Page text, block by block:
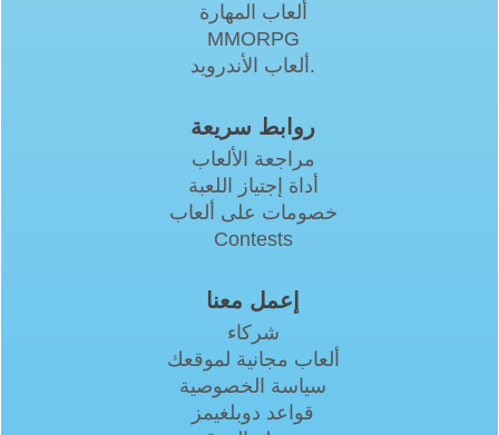
ألعاب المهارة
MMORPG
ألعاب الأندرويد.
روابط سريعة
مراجعة الألعاب
أداة إجتياز اللعبة
خصومات على ألعاب
Contests
إعمل معنا
شركاء
ألعاب مجانية لموقعك
سياسة الخصوصية
قواعد دوبلغيمز